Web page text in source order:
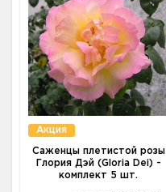
Акция
Саженцы плетистой розы
Глория Дэй (Gloria Dei) -
комплект 5 шт.